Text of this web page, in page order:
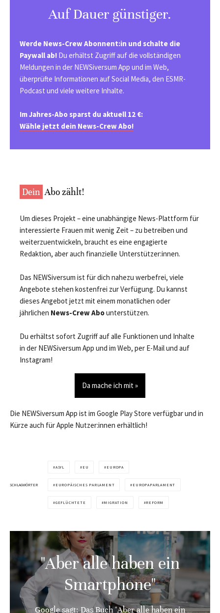
Auf Dauer günstiger.
Werde News-Crew Abonnent:in und schalte die
Paywall ab! Du erhältst Zugriff auf die vollständigen
Meldungen in der NEWSiversum App und im Web,
überprüfte Informationen auf Social Media, den ESMR-
Podcast und viele weitere Inhalte.
Im Jahres-Abo sparst du aktuell 12 €:
Wähle jetzt dein News-Crew Abo!
Dein Abo zählt!
Um dieses Projekt – eine unabhängige News-Plattform für
interessierte Frauen mit wenig Zeit – zu betreiben und
weiterzuentwickeln, braucht es eine engagierte
Redaktion, aber auch finanzielle Unterstützer:innen.
Das NEWSiversum ist für dich nahezu werbefrei, viele
Angebote stehen kostenfrei zur Verfügung. Du kannst
dieses Angebot jetzt mit einem monatlichen oder
jährlichen News-Crew Abounterstützen.
Du erhältst sofort Zugriff auf alle Funktionen und Inhalte
in der NEWSiversum App und im Web, per E-Mail und auf
Instagram!
Da mache ich mit »
Die NEWSiversum App ist im Google Play Store verfügbar und in
Kürze auch für Apple Nutzer:innen erhältlich!
SCHLAGWÖRTER
ASYL EU EUROPA
EUROPÄISCHES PARLAMENT EUROPAPARLAMENT
GEFLÜCHTETE MIGRATION REFORM
"Aber alle haben ein
Smartphone"
Google sagt: Das Buch "Aber alle haben ein